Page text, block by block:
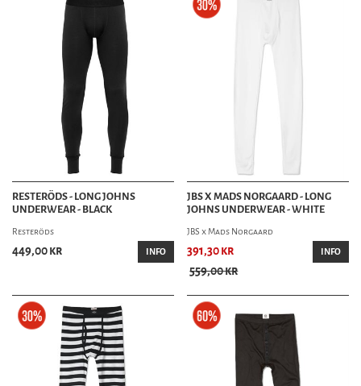
RESTERÖDS - LONG JOHNS
UNDERWEAR - BLACK
Resteröds
449,00 kr INFO
JBS X MADS NORGAARD - LONG
JOHNS UNDERWEAR - WHITE
JBS x Mads Norgaard
391,30 kr
559,00 kr
INFO